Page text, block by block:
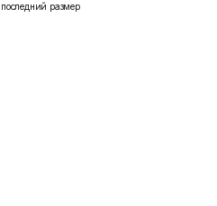
последний размер